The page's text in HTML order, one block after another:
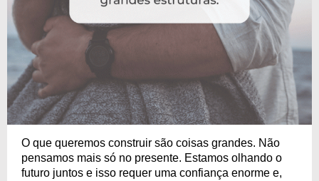
O que queremos construir são coisas grandes. Não
pensamos mais só no presente. Estamos olhando o
futuro juntos e isso requer uma confiança enorme e,